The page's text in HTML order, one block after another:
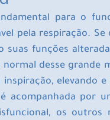
para o
pela respiração.
suas funções
desse grande
elevando
é acompanhada por
os outros